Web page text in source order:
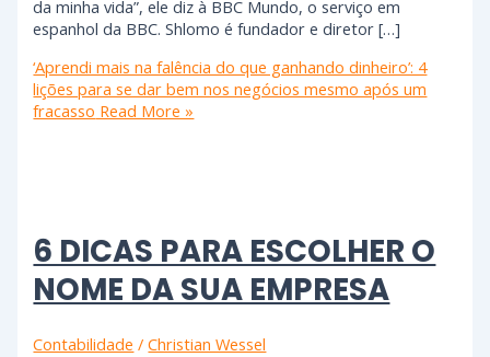
da minha vida”, ele diz à BBC Mundo, o serviço em
espanhol da BBC. Shlomo é fundador e diretor […]
‘Aprendi mais na falência do que ganhando dinheiro’: 4
lições para se dar bem nos negócios mesmo após um
fracasso Read More »
6 DICAS PARA ESCOLHER O
NOME DA SUA EMPRESA
Contabilidade /Christian Wessel